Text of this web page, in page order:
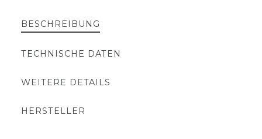
BESCHREIBUNG
TECHNISCHE DATEN
WEITERE DETAILS
HERSTELLER